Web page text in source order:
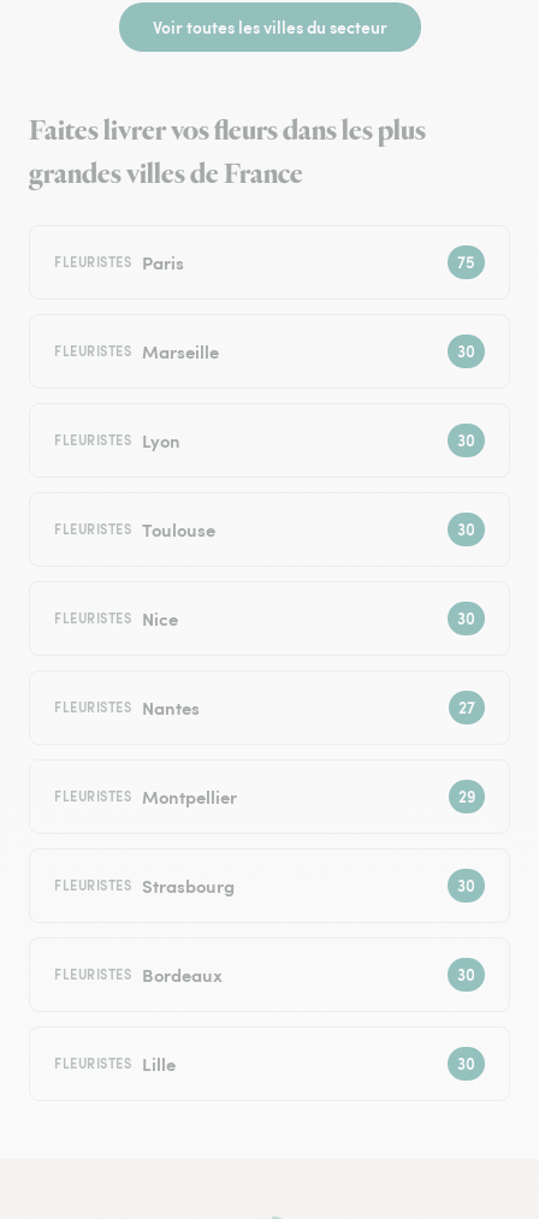
Voir toutes les villes du secteur
Faites livrer vos fleurs dans les plus
grandes villes de France
FLEURISTES Paris
FLEURISTES Marseille
FLEURISTES Lyon
FLEURISTES Toulouse
FLEURISTES Nice
FLEURISTES Nantes
FLEURISTES Montpellier
FLEURISTES Strasbourg
FLEURISTES Bordeaux
FLEURISTES Lille